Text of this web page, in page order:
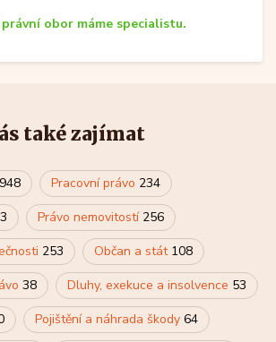
obor máme specialistu.
také zajímat
Pracovní právo 234
Právo nemovitostí 256
253 Občan a stát 108
38 Dluhy, exekuce a insolvence 53
Pojištění a náhrada škody 64